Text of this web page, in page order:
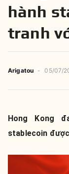
hành
tranh
Arigatou - 05/07/
Hong Kong
stablecoin